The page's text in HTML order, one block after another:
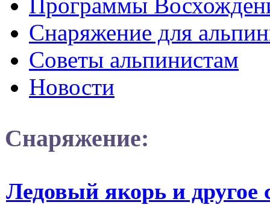
Снаряжение для
Советы альпинистам
Новости
Снаряжение:
Ледовый якорь и другое